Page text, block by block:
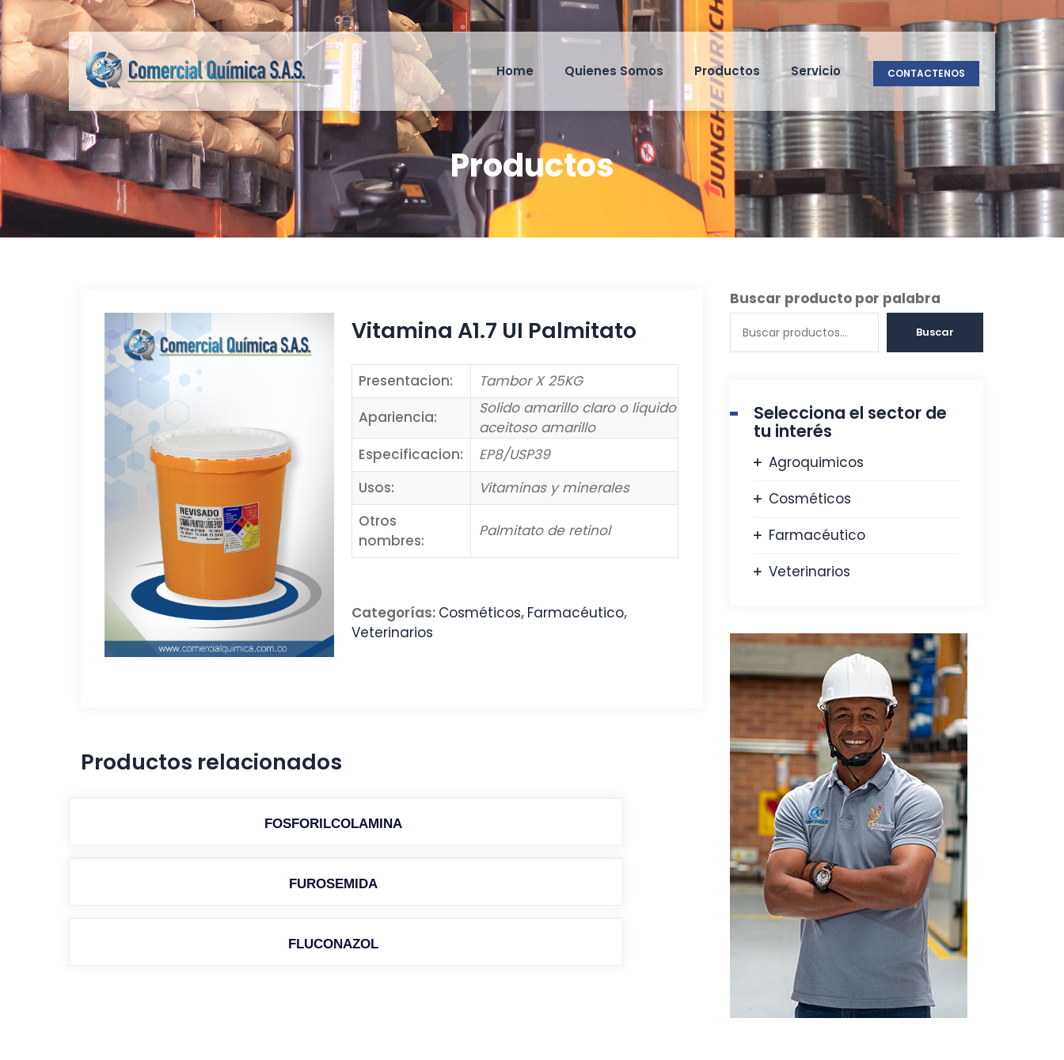
CONTACTENOS
Home Quienes Somos Productos Servicio
Productos
Vitamina A1.7 UI Palmitato
Presentacion:
Tambor X 25KG
Apariencia:
Solido amarillo claro o liquido
aceitoso amarillo
Especificacion:
EP8/USP39
Usos:
Vitaminas y minerales
Otros
nombres:
Palmitato de retinol
Categorías: Cosméticos, Farmacéutico,
Veterinarios
Productos relacionados
FOSFORILCOLAMINA
FUROSEMIDA
FLUCONAZOL
Buscar producto por palabra
Buscar
Selecciona el sector de
tu interés
Agroquimicos
Cosméticos
Farmacéutico
Veterinarios